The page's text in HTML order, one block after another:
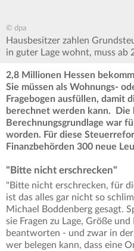
© dpa
Hausbesitzer zahlen
in guter Lage wohnt, muss ab
2,8 Millionen Hessen
Sie müssen als Wohnungs-
Fragebogen ausfüllen, damit
berechnet werden kann. Die
Berechnungsgrundlage war
worden. Für diese
Finanzbehörden 300 neue
"Bitte nicht erschrecken"
"Bitte nicht erschrecken, für
ist das alles gar nicht so
Michael Boddenberg gesagt.
sie Fragen zu Lage, Größe
beantworten - und zwar in
wer belegen kann, dass eine